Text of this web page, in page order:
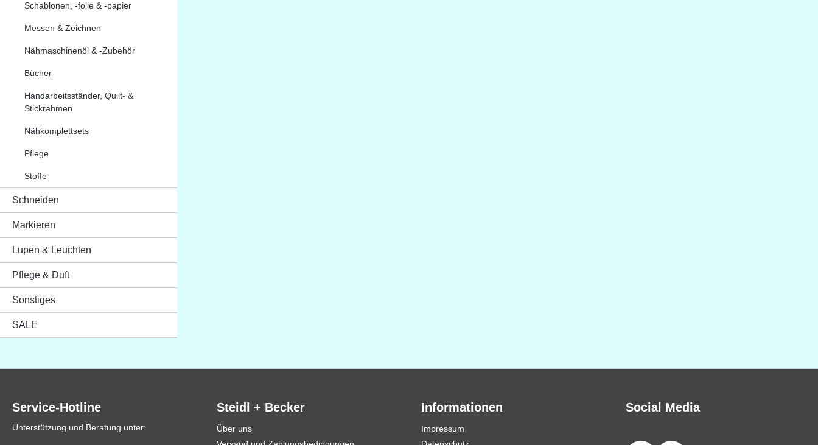
Schablonen, -folie & -papier
Messen & Zeichnen
Nähmaschinenöl & -Zubehör
Bücher
Handarbeitsständer, Quilt- &
Stickrahmen
Nähkomplettsets
Pflege
Stoffe
Schneiden
Markieren
Lupen & Leuchten
Pflege & Duft
Sonstiges
SALE
Service-Hotline
Unterstützung und Beratung unter:
Steidl + Becker
Über uns
Informationen
Impressum
Social Media